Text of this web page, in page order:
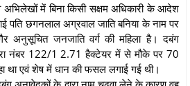
में बिना किसी सक्षम अधिकारी के आदेश
पति छगनलाल अग्रवाल जाति बनिया के नाम पर
अनुसूचित जनजाति वर्ग की महिला है। दबंग
नंबर 122/1 2.71 हैक्टेयर में से मौके पर 70
था एवं शेष में धान की फसल लगाई गई थी।